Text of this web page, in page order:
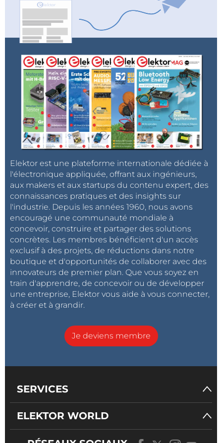
Elektor est une plateforme internationale dédiée à
l'électronique appliquée, offrant aux ingénieurs,
aux makers et aux startups du contenu expert, des
connaissances pratiques et des insights sur
l'industrie. Depuis les années 1960, nous avons
encouragé une communauté mondiale à
concevoir, construire et partager des solutions
concrètes. Les membres bénéficient d'un accès
exclusif à des projets, de réductions dans notre
boutique et d'opportunités de collaborer avec des
innovateurs de premier plan. Que vous soyez en
train d'apprendre, de concevoir ou de développer
une entreprise, Elektor vous aide à vous connecter,
à créer et à grandir.
Je deviens membre
SERVICES
ELEKTOR WORLD